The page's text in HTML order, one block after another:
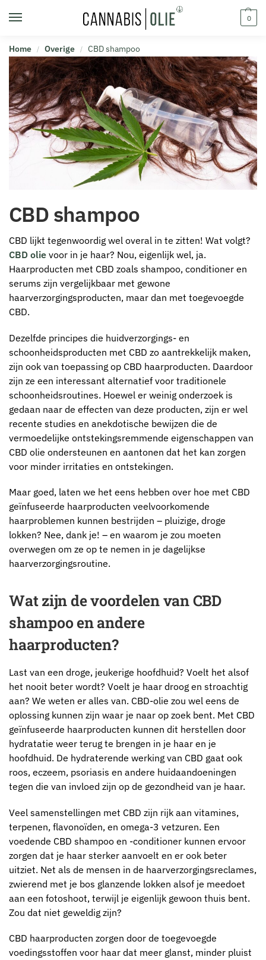
0
Home / Overige / CBD shampoo
CBD shampoo
CBD lijkt tegenwoordig wel overal in te zitten! Wat volgt?
CBD olie voor in je haar? Nou, eigenlijk wel, ja.
Haarproducten met CBD zoals shampoo, conditioner en
serums zijn vergelijkbaar met gewone
haarverzorgingsproducten, maar dan met toegevoegde
CBD.
Dezelfde principes die huidverzorgings- en
schoonheidsproducten met CBD zo aantrekkelijk maken,
zijn ook van toepassing op CBD haarproducten. Daardoor
zijn ze een interessant alternatief voor traditionele
schoonheidsroutines. Hoewel er weinig onderzoek is
gedaan naar de effecten van deze producten, zijn er wel
recente studies en anekdotische bewijzen die de
vermoedelijke ontstekingsremmende eigenschappen van
CBD olie ondersteunen en aantonen dat het kan zorgen
voor minder irritaties en ontstekingen.
Maar goed, laten we het eens hebben over hoe met CBD
geïnfuseerde haarproducten veelvoorkomende
haarproblemen kunnen bestrijden – pluizige, droge
lokken? Nee, dank je! – en waarom je zou moeten
overwegen om ze op te nemen in je dagelijkse
haarverzorgingsroutine.
Wat zijn de voordelen van CBD
shampoo en andere
haarproducten?
Last van een droge, jeukerige hoofdhuid? Voelt het alsof
het nooit beter wordt? Voelt je haar droog en stroachtig
aan? We weten er alles van. CBD-olie zou wel eens de
oplossing kunnen zijn waar je naar op zoek bent. Met CBD
geïnfuseerde haarproducten kunnen dit herstellen door
hydratatie weer terug te brengen in je haar en je
hoofdhuid. De hydraterende werking van CBD gaat ook
roos, eczeem, psoriasis en andere huidaandoeningen
tegen die van invloed zijn op de gezondheid van je haar.
Veel samenstellingen met CBD zijn rijk aan vitamines,
terpenen, flavonoïden, en omega-3 vetzuren. Een
voedende CBD shampoo en -conditioner kunnen ervoor
zorgen dat je haar sterker aanvoelt en er ook beter
uitziet. Net als de mensen in de haarverzorgingsreclames,
zwierend met je bos glanzende lokken alsof je meedoet
aan een fotoshoot, terwijl je eigenlijk gewoon thuis bent.
Zou dat niet geweldig zijn?
CBD haarproducten zorgen door de toegevoegde
voedingsstoffen voor haar dat meer glanst, minder pluist